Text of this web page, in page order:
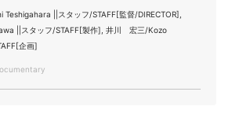
||スタッフ/STAFF[監督/DIRECTOR],
||スタッフ/STAFF[製作], 井川 宏三/Kozo
企画]